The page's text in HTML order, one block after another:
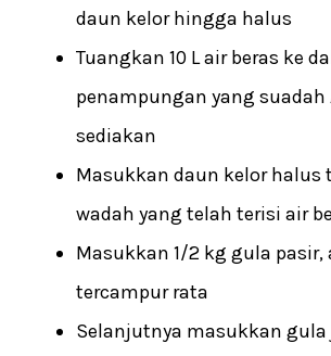
daun kelor hingga halus
Tuangkan 10 L air beras ke
penampungan yang suadah
sediakan
Masukkan daun kelor halus
wadah yang telah terisi air
Masukkan 1/2 kg gula
tercampur rata
Selanjutnya masukkan gula